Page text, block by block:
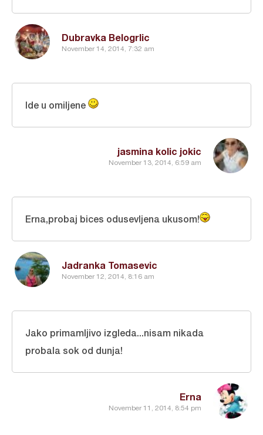
Dubravka Belogrlic
November 14, 2014, 7:32 am
jasmina kolic jokic
November 13, 2014, 6:59 am
Ide u omiljene
Jadranka Tomasevic
November 12, 2014, 8:16 am
Erna,probaj bices odusevljena ukusom!
Erna
November 11, 2014, 8:54 pm
Jako primamljivo izgleda...nisam nikada
probala sok od dunja!